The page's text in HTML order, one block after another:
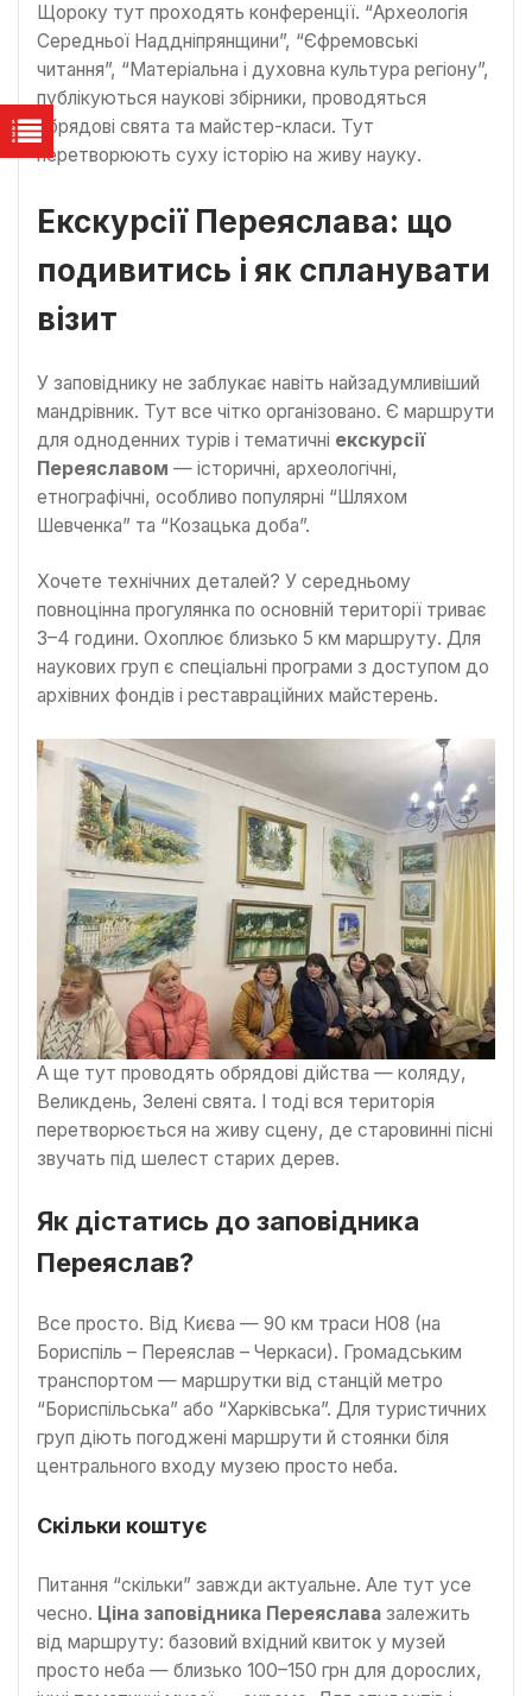
Щороку тут проходять конференції. “Археологія
Середньої Наддніпрянщини”, “Єфремовські
читання”, “Матеріальна і духовна культура регіону”,
публікуються наукові збірники, проводяться
обрядові свята та майстер-класи. Тут
перетворюють суху історію на живу науку.
Екскурсії Переяслава: що
подивитись і як спланувати
візит
У заповіднику не заблукає навіть найзадумливіший
мандрівник. Тут все чітко організовано. Є маршрути
для одноденних турів і тематичні екскурсії
Переяславом — історичні, археологічні,
етнографічні, особливо популярні “Шляхом
Шевченка” та “Козацька доба”.
Хочете технічних деталей? У середньому
повноцінна прогулянка по основній території триває
3–4 години. Охоплює близько 5 км маршруту. Для
наукових груп є спеціальні програми з доступом до
архівних фондів і реставраційних майстерень.
А ще тут проводять обрядові дійства — коляду,
Великдень, Зелені свята. І тоді вся територія
перетворюється на живу сцену, де старовинні пісні
звучать під шелест старих дерев.
Як дістатись до заповідника
Переяслав?
Все просто. Від Києва — 90 км траси Н08 (на
Бориспіль – Переяслав – Черкаси). Громадським
транспортом — маршрутки від станцій метро
“Бориспільська” або “Харківська”. Для туристичних
груп діють погоджені маршрути й стоянки біля
центрального входу музею просто неба.
Скільки коштує
Питання “скільки” завжди актуальне. Але тут усе
чесно. Ціна заповідника Переяслава залежить
від маршруту: базовий вхідний квиток у музей
просто неба — близько 100–150 грн для дорослих,